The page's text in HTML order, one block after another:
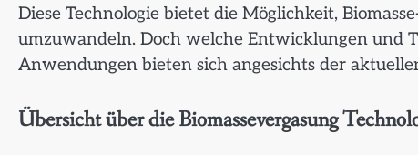
Diese Technologie bietet die Möglichkeit,
umzuwandeln. Doch welche Entwicklungen und
Anwendungen bieten sich angesichts der
Übersicht über die Biomassevergasung